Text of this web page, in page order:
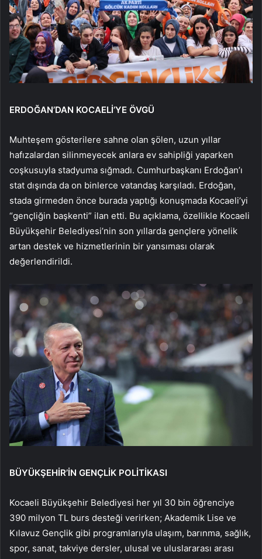
ERDOĞAN’DAN KOCAELİ’YE ÖVGÜ
Muhteşem gösterilere sahne olan şölen, uzun yıllar
hafızalardan silinmeyecek anlara ev sahipliği yaparken
coşkusuyla stadyuma sığmadı. Cumhurbaşkanı Erdoğan’ı
stat dışında da on binlerce vatandaş karşıladı. Erdoğan,
stada girmeden önce burada yaptığı konuşmada Kocaeli’yi
“gençliğin başkenti” ilan etti. Bu açıklama, özellikle Kocaeli
Büyükşehir Belediyesi’nin son yıllarda gençlere yönelik
artan destek ve hizmetlerinin bir yansıması olarak
değerlendirildi.
BÜYÜKŞEHİR’İN GENÇLİK POLİTİKASI
Kocaeli Büyükşehir Belediyesi her yıl 30 bin öğrenciye
390 milyon TL burs desteği verirken; Akademik Lise ve
Kılavuz Gençlik gibi programlarıyla ulaşım, barınma, sağlık,
spor, sanat, takviye dersler, ulusal ve uluslararası arası